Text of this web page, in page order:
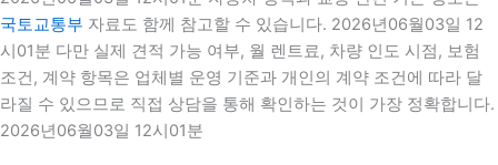
국토교통부 자료도 함께 참고할 수 있습니다. 2026년06월03일 12
시01분 다만 실제 견적 가능 여부, 월 렌트료, 차량 인도 시점, 보험
조건, 계약 항목은 업체별 운영 기준과 개인의 계약 조건에 따라 달
라질 수 있으므로 직접 상담을 통해 확인하는 것이 가장 정확합니다.
2026년06월03일 12시01분